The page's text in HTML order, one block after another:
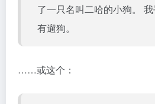
了一只名叫二哈的小狗。
有遛狗。
……或这个：